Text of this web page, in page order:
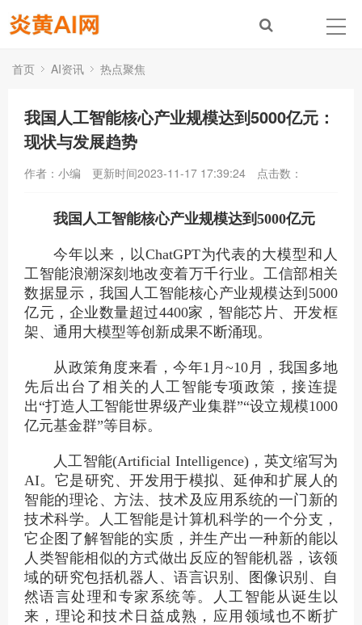
首页 AI资讯 热点聚焦
我国人工智能核心产业规模达到5000亿元：
现状与发展趋势
作者：小编 更新时间2023-11-17 17:39:24 点击数：
我国人工智能核心产业规模达到5000亿元
今年以来，以ChatGPT为代表的大模型和人
工智能浪潮深刻地改变着万千行业。工信部相关
数据显示，我国人工智能核心产业规模达到5000
亿元，企业数量超过4400家，智能芯片、开发框
架、通用大模型等创新成果不断涌现。
从政策角度来看，今年1月~10月，我国多地
先后出台了相关的人工智能专项政策，接连提
出“打造人工智能世界级产业集群”“设立规模1000
亿元基金群”等目标。
人工智能(Artificial Intelligence)，英文缩写为
AI。它是研究、开发用于模拟、延伸和扩展人的
智能的理论、方法、技术及应用系统的一门新的
技术科学。人工智能是计算机科学的一个分支，
它企图了解智能的实质，并生产出一种新的能以
人类智能相似的方式做出反应的智能机器，该领
域的研究包括机器人、语言识别、图像识别、自
然语言处理和专家系统等。人工智能从诞生以
来，理论和技术日益成熟，应用领域也不断扩